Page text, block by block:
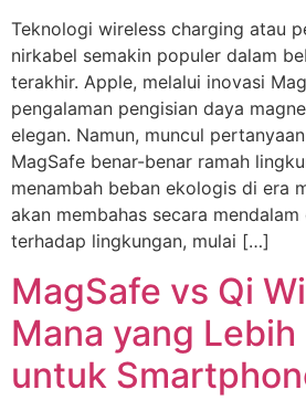
Teknologi wireless charging atau
nirkabel semakin populer dalam
terakhir. Apple, melalui inovasi
pengalaman pengisian daya
elegan. Namun, muncul
MagSafe benar-benar ramah
menambah beban ekologis di era
akan membahas secara
terhadap lingkungan, mulai […]
MagSafe vs Qi
Mana yang
untuk